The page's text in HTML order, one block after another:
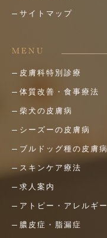
サイトマップ
MENU
皮膚科特別診療
体質改善・食事療法
柴犬の皮膚病
シーズーの皮膚病
ブルドッグ種の皮膚病
スキンケア療法
求人案内
アトピー・アレルギー
膿皮症・脂漏症